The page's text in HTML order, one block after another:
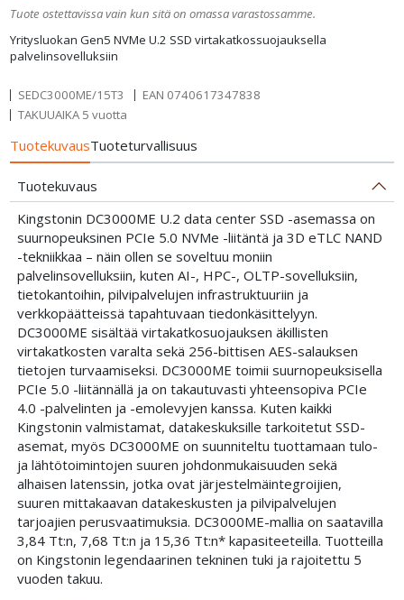
Yritysluokan Gen5 NVMe U.2 SSD virtakatkossuojauksella
palvelinsovelluksiin
Tuote ostettavissa vain kun sitä on omassa varastossamme.
SEDC3000ME/15T3 EAN 0740617347838
TAKUUAIKA 5 vuotta
TuotekuvausTuoteturvallisuus
Tuotekuvaus
Kingstonin DC3000ME U.2 data center SSD -asemassa on
suurnopeuksinen PCIe 5.0 NVMe -liitäntä ja 3D eTLC NAND
-tekniikkaa – näin ollen se soveltuu moniin
palvelinsovelluksiin, kuten AI-, HPC-, OLTP-sovelluksiin,
tietokantoihin, pilvipalvelujen infrastruktuuriin ja
verkkopäätteissä tapahtuvaan tiedonkäsittelyyn.
DC3000ME sisältää virtakatkosuojauksen äkillisten
virtakatkosten varalta sekä 256-bittisen AES-salauksen
tietojen turvaamiseksi. DC3000ME toimii suurnopeuksisella
PCIe 5.0 -liitännällä ja on takautuvasti yhteensopiva PCIe
4.0 -palvelinten ja -emolevyjen kanssa. Kuten kaikki
Kingstonin valmistamat, datakeskuksille tarkoitetut SSD-
asemat, myös DC3000ME on suunniteltu tuottamaan tulo-
ja lähtötoimintojen suuren johdonmukaisuuden sekä
alhaisen latenssin, jotka ovat järjestelmäintegroijien,
suuren mittakaavan datakeskusten ja pilvipalvelujen
tarjoajien perusvaatimuksia. DC3000ME-mallia on saatavilla
3,84 Tt:n, 7,68 Tt:n ja 15,36 Tt:n* kapasiteeteilla. Tuotteilla
on Kingstonin legendaarinen tekninen tuki ja rajoitettu 5
vuoden takuu.